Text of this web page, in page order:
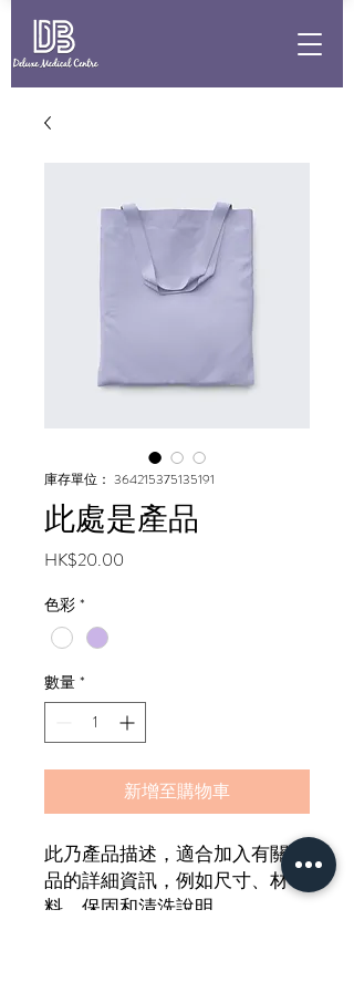
庫存單位： 364215375135191
此處是產品
HK$20.00
色彩 *
數量 *
新增至購物車
此乃產品描述，適合加入有關產
品的詳細資訊，例如尺寸、材
料、保固和清洗說明。